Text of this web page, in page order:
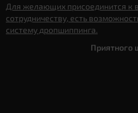
Для желающих присоединится к
сотрудничеству, есть
систему дропшиппинга.
Приятного